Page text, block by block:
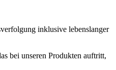
inklusive lebenslanger
bei unseren Produkten auftritt,